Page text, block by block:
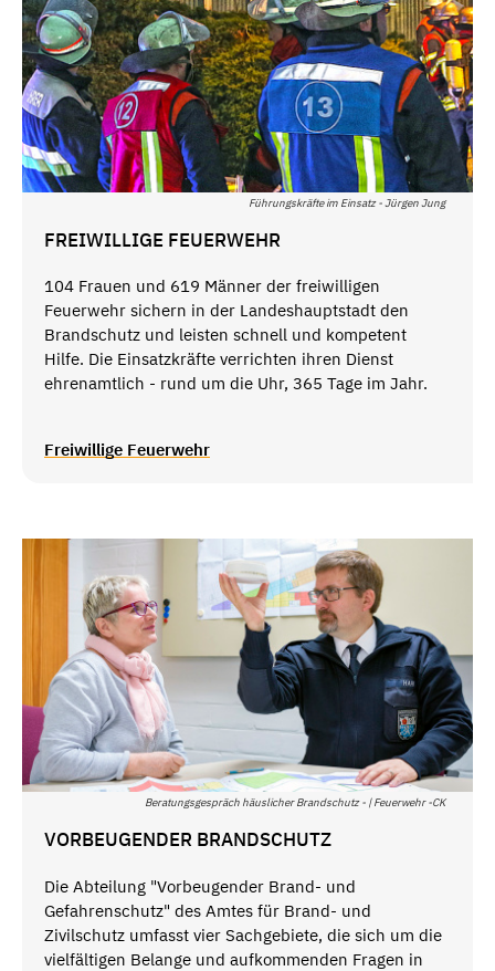
Führungskräfte im Einsatz - Jürgen Jung
FREIWILLIGE FEUERWEHR
104 Frauen und 619 Männer der freiwilligen
Feuerwehr sichern in der Landeshauptstadt den
Brandschutz und leisten schnell und kompetent
Hilfe. Die Einsatzkräfte verrichten ihren Dienst
ehrenamtlich - rund um die Uhr, 365 Tage im Jahr.
Freiwillige Feuerwehr
Beratungsgespräch häuslicher Brandschutz - | Feuerwehr -CK
VORBEUGENDER BRANDSCHUTZ
Die Abteilung "Vorbeugender Brand- und
Gefahrenschutz" des Amtes für Brand- und
Zivilschutz umfasst vier Sachgebiete, die sich um die
vielfältigen Belange und aufkommenden Fragen in